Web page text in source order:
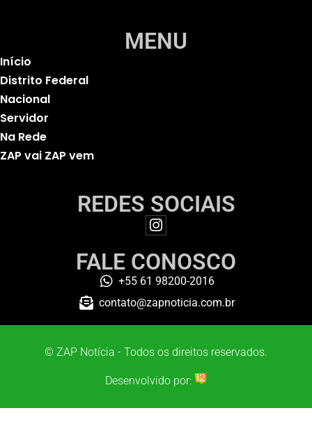
MENU
Início
Distrito Federal
Nacional
Servidor
Na Rede
ZAP vai ZAP vem
REDES SOCIAIS
FALE CONOSCO
+55 61 98200-2016
contato@zapnoticia.com.br
© ZAP Notícia - Todos os direitos reservados.
Desenvolvido por: